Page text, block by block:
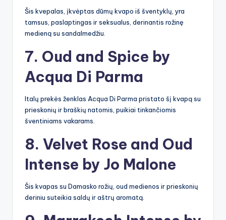
Šis kvepalas, įkvėptas dūmų kvapo iš šventyklų, yra
tamsus, paslaptingas ir seksualus, derinantis rožinę
medieną su sandalmedžiu.
7. Oud and Spice by
Acqua Di Parma
Italų prekės ženklas Acqua Di Parma pristato šį kvapą su
prieskonių ir braškių natomis, puikiai tinkančiomis
šventiniams vakarams.
8. Velvet Rose and Oud
Intense by Jo Malone
Šis kvapas su Damasko rožių, oud medienos ir prieskonių
deriniu suteikia saldų ir aštrų aromatą.